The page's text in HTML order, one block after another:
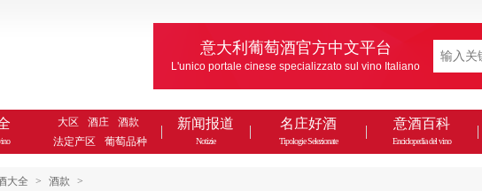
意大利葡萄酒官方中文平台
L'unico portale cinese specializzato sul vino Italiano
大区 酒庄
酒款
法定产区
葡萄品种
新闻报道
Notizie
名庄好酒
Tipologie Selezionate
意酒百科
Enciclopedia del vino
大全 > 酒款 >